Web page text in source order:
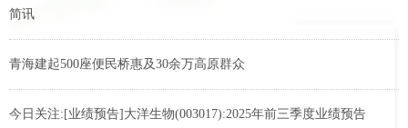
简讯
青海建起500座便民桥惠及30余万高原群众
今日关注:[业绩预告]大洋生物(003017):2025年前三季度业绩预告